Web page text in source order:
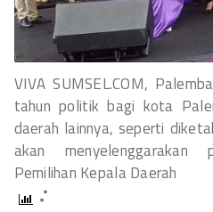
VIVA SUMSEL.COM,
tahun politik bagi kota
daerah lainnya, seperti
akan
Pemilihan Kepala Daerah